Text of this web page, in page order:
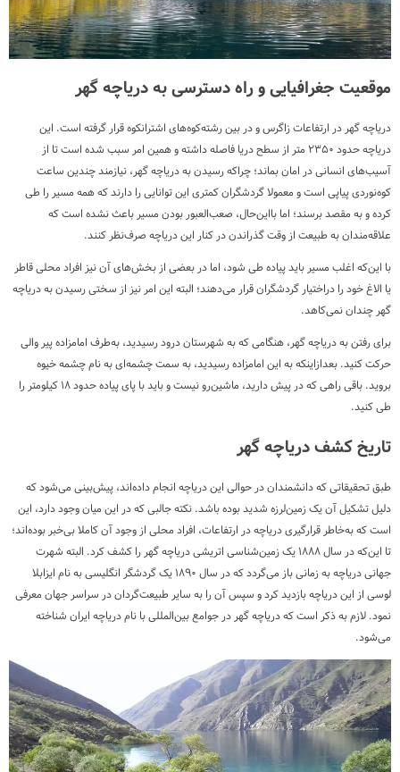
موقعیت جغرافیایی و راه دسترسی به دریاچه گهر
دریاچه گهر در ارتفاعات زاگرس و در بین رشته‌کوه‌های اشترانکوه قرار گرفته است. این
دریاچه حدود ۲۳۵۰ متر از سطح دریا فاصله داشته و همین امر سبب شده است تا از
آسیب‌های انسانی در امان بماند؛ چراکه رسیدن به دریاچه گهر، نیازمند چندین ساعت
کوه‌نوردی پیاپی است و معمولا گردشگران کمتری این توانایی را دارند که همه مسیر را طی
کرده و به مقصد برسند؛ اما بااین‌حال، صعب‌العبور بودن مسیر باعث نشده است که
علاقه‌مندان به طبیعت از وقت گذراندن در کنار این دریاچه صرف‌نظر کنند.
با این‌که اغلب مسیر باید پیاده طی شود، اما در بعضی از بخش‌های آن نیز افراد محلی قاطر
یا الاغ خود را دراختیار گردشگران قرار می‌دهند؛ البته این امر نیز از سختی رسیدن به دریاچه
گهر چندان نمی‌کاهد.
برای رفتن به دریاچه گهر، هنگامی که به شهرستان درود رسیدید، به‌طرف امامزاده پیر والی
حرکت کنید. بعدازاینکه به این امامزاده رسیدید، به سمت چشمه‌ای به نام چشمه خیوه
بروید. باقی راهی که در پیش دارید، ماشین‌رو نیست و باید با پای پیاده حدود ۱۸ کیلومتر را
طی کنید.
تاریخ کشف دریاچه گهر
طبق تحقیقاتی که دانشمندان در حوالی این دریاچه انجام داده‌اند، پیش‌بینی می‌شود که
دلیل تشکیل آن یک زمین‌لرزه شدید بوده باشد. نکته جالبی که در این میان وجود دارد، این
است که به‌خاطر قرارگیری دریاچه در ارتفاعات، افراد محلی از وجود آن کاملا بی‌خبر بوده‌اند؛
تا این‌که در سال ۱۸۸۸ یک زمین‌شناسی اتریشی دریاچه گهر را کشف کرد. البته شهرت
جهانی دریاچه به زمانی باز می‌گردد که در سال ۱۸۹۰ یک گردشگر انگلیسی به نام ایزابلا
لوسی از این دریاچه بازدید کرد و سپس آن را به سایر طبیعت‌گردان در سراسر جهان معرفی
نمود. لازم به ذکر است که دریاچه گهر در جوامع بین‌المللی با نام دریاچه ایران شناخته
می‌شود.